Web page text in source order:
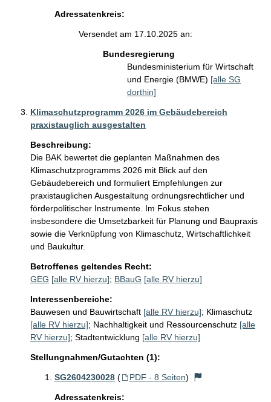
Adressatenkreis:
Versendet am 17.10.2025 an:
Bundesregierung
Bundesministerium für Wirtschaft
und Energie (BMWE) [alle SG
dorthin]
Klimaschutzprogramm 2026 im Gebäudebereich
praxistauglich ausgestalten
Beschreibung:
Die BAK bewertet die geplanten Maßnahmen des
Klimaschutzprogramms 2026 mit Blick auf den
Gebäudebereich und formuliert Empfehlungen zur
praxistauglichen Ausgestaltung ordnungsrechtlicher und
förderpolitischer Instrumente. Im Fokus stehen
insbesondere die Umsetzbarkeit für Planung und Baupraxis
sowie die Verknüpfung von Klimaschutz, Wirtschaftlichkeit
und Baukultur.
Betroffenes geltendes Recht:
GEG [alle RV hierzu]; BBauG [alle RV hierzu]
Interessenbereiche:
Bauwesen und Bauwirtschaft [alle RV hierzu]; Klimaschutz
[alle RV hierzu]; Nachhaltigkeit und Ressourcenschutz [alle
RV hierzu]; Stadtentwicklung [alle RV hierzu]
Stellungnahmen/Gutachten (1):
SG2604230028 ( PDF - 8 Seiten)
Adressatenkreis: